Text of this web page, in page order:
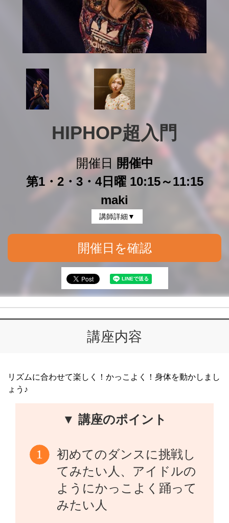
HIPHOP超入門
開催日
開催中
第1・2・3・4日曜 10:15～11:15
maki
講師詳細▼
開催日を確認
講座内容
リズムに合わせて楽しく！かっこよく！身体を動かしまし
ょう♪
▼ 講座のポイント
初めてのダンスに挑戦し
てみたい人、アイドルの
ようにかっこよく踊って
みたい人